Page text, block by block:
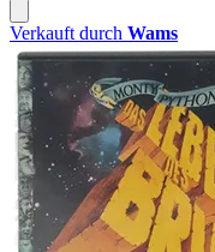
Verkauft durch Wams